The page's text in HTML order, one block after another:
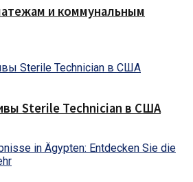
и коммунальным
Sterile Technician в США